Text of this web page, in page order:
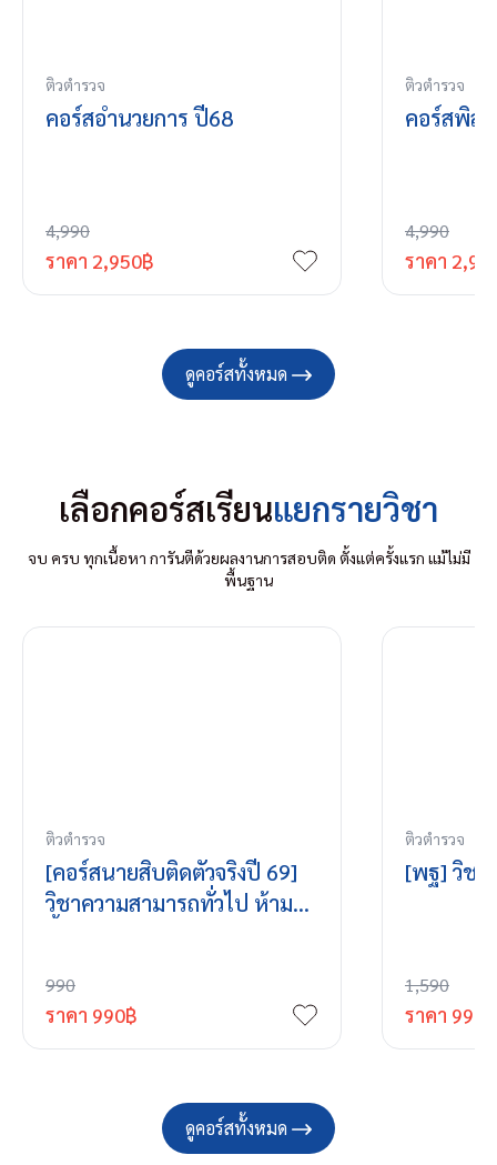
ติวตำรวจ
คอร์สอำนวยการ ปี68
4,990
ราคา 2,950฿
ติวตำรวจ
คอร์สพิสู
4,990
ราคา
ดูคอร์สทั้งหมด
เลือกคอร์สเรียนแยกรายวิชา
จบ ครบ ทุกเนื้อหา การันตีด้วยผลงานการสอบติด ตั้งแต่ครั้งแรก แม้ไม่มี
พื้นฐาน
ติวตำรวจ
[คอร์สนายสิบติดตัวจริงปี 69]
วิชาความสามารถทั่วไป ห้ามกด
990
ราคา 990฿
ติวตำรวจ
[พฐ] วิชา
1,590
ราคา 990
ดูคอร์สทั้งหมด